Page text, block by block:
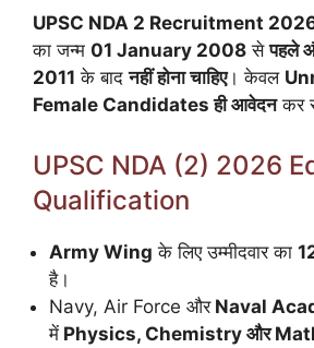
UPSC NDA 2 Recruitment
का जन्म 01 January 2008 सेपहले
2011 के बादनहीं होना चाहिए। केवल
Female Candidates ही आवेदनकर
UPSC NDA (2) 2026
Qualification
Army Wing के लिए उम्मीदवार का
है।
Navy, Air Force औरNaval
में Physics, Chemistry और